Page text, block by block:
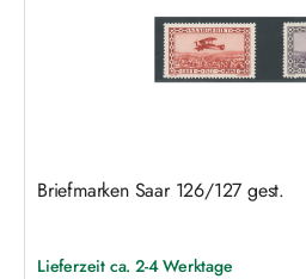
Briefmarken Saar 126/127 gest.
Lieferzeit ca. 2-4 Werktage